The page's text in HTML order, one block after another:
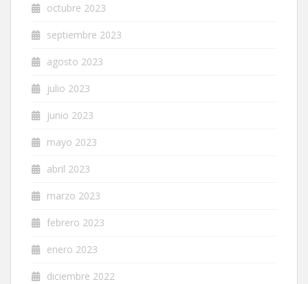
octubre 2023
septiembre 2023
agosto 2023
julio 2023
junio 2023
mayo 2023
abril 2023
marzo 2023
febrero 2023
enero 2023
diciembre 2022